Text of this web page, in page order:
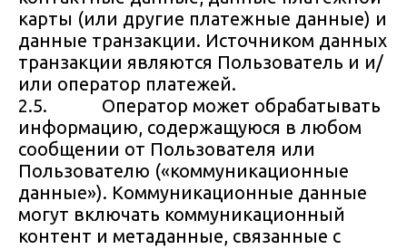
карты (или другие платежные данные) и
данные транзакции. Источником данных
транзакции являются Пользователь и и/
или оператор платежей.
2.5. Оператор может обрабатывать
информацию, содержащуюся в любом
сообщении от Пользователя или
Пользователю («коммуникационные
данные»). Коммуникационные данные
могут включать коммуникационный
контент и метаданные, связанные с